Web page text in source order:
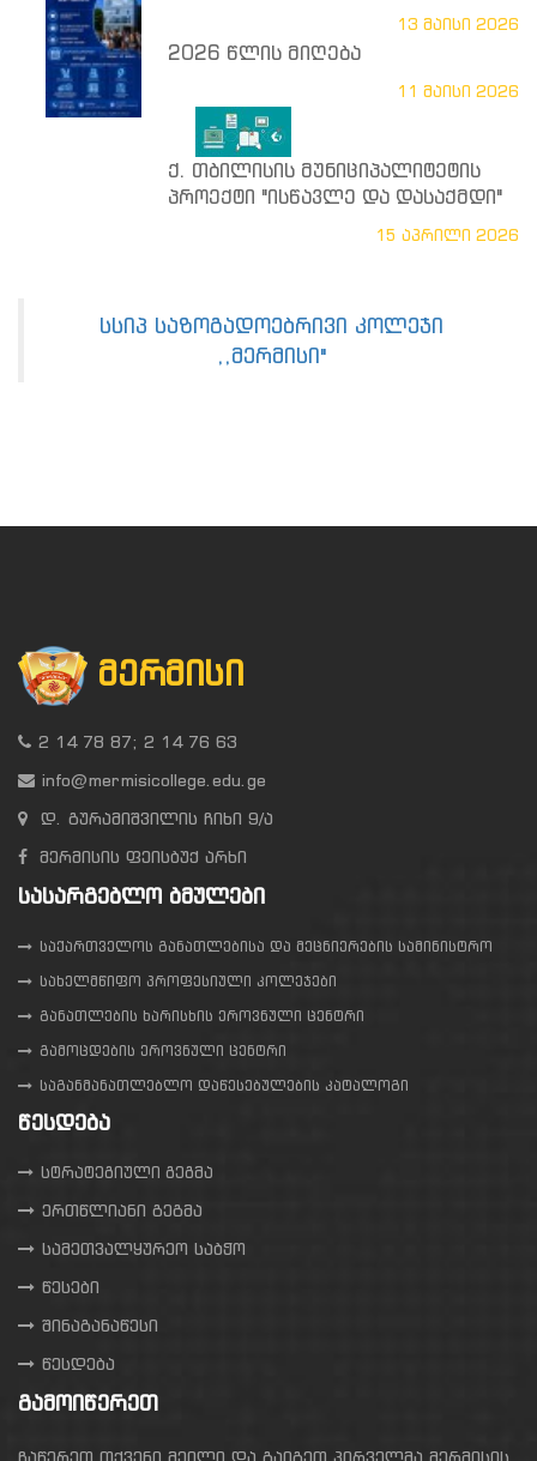
13 მაისი 2026
2026 წლის მიღება
11 მაისი 2026
ქ. თბილისის მუნიციპალიტეტის
პროექტი "ისწავლე და დასაქმდი"
15 აპრილი 2026
სსიპ საზოგადოებრივი კოლეჯი
,,მერმისი"
ᲛᲔᲠᲛᲘᲡᲘ
2 14 78 87; 2 14 76 63
info@mermisicollege.edu.ge
დ. გურამიშვილის ჩიხი 9/ა
მერმისის ფეისბუქ არხი
ᲡᲐᲡᲐᲠᲒᲔᲑᲚᲝ ᲑᲛᲣᲚᲔᲑᲘ
საქართველოს განათლებისა და მეცნიერების სამინისტრო
სახელმწიფო პროფესიული კოლეჯები
განათლების ხარისხის ეროვნული ცენტრი
გამოცდების ეროვნული ცენტრი
საგანმანათლებლო დაწესებულების კატალოგი
ᲬᲔᲡᲓᲔᲑᲐ
სტრატეგიული გეგმა
ერთწლიანი გეგმა
სამეთვალყურეო საბჭო
წესები
შინაგანაწესი
წესდება
ᲒᲐᲛᲝᲘᲬᲔᲠᲔᲗ